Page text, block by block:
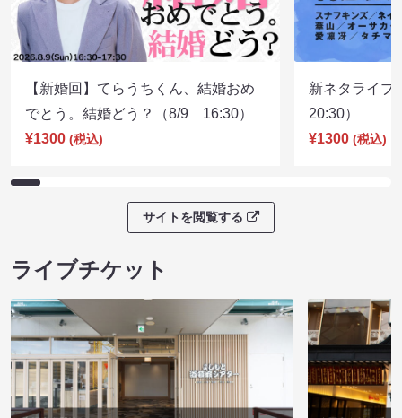
【新婚回】てらうちくん、結婚おめ
でとう。結婚どう？（8/9 16:30）
¥1300 (税込)
新ネタライ
20:30）
¥1300 (税込)
サイトを閲覧する
ライブチケット